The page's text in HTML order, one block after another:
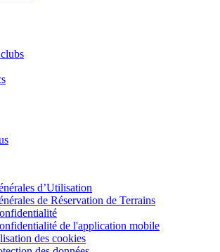
d’Utilisation
de Réservation de Terrains
de l'application mobile
des cookies